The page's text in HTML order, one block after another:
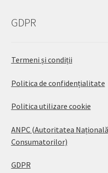
GDPR
Termeni și condiții
Politica de confidențialitate
Politica utilizare cookie
ANPC (Autoritatea
Consumatorilor)
GDPR